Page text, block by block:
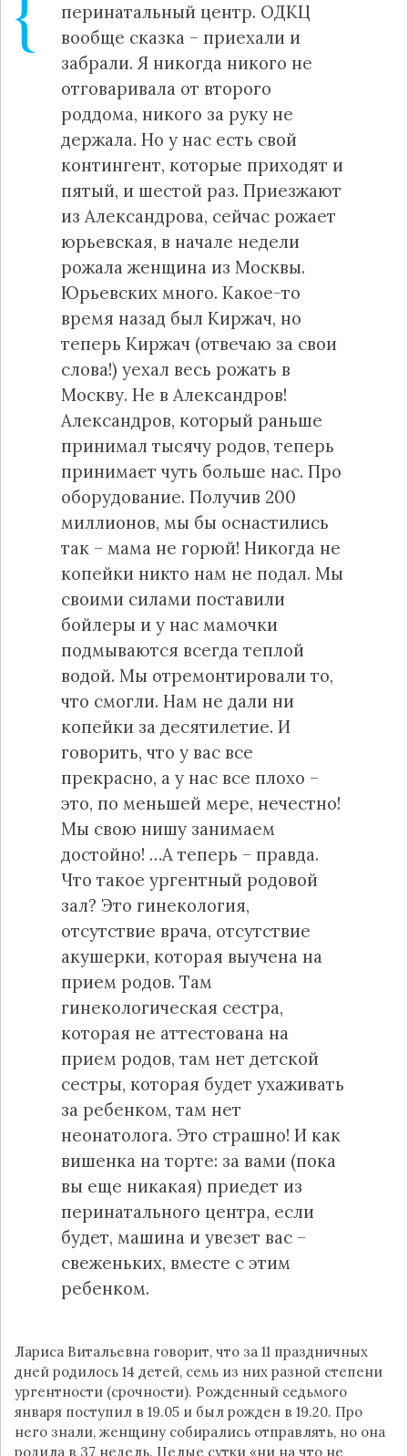
перинатальный центр. ОДКЦ
вообще сказка – приехали и
забрали. Я никогда никого не
отговаривала от второго
роддома, никого за руку не
держала. Но у нас есть свой
контингент, которые приходят и
пятый, и шестой раз. Приезжают
из Александрова, сейчас рожает
юрьевская, в начале недели
рожала женщина из Москвы.
Юрьевских много. Какое-то
время назад был Киржач, но
теперь Киржач (отвечаю за свои
слова!) уехал весь рожать в
Москву. Не в Александров!
Александров, который раньше
принимал тысячу родов, теперь
принимает чуть больше нас. Про
оборудование. Получив 200
миллионов, мы бы оснастились
так – мама не горюй! Никогда не
копейки никто нам не подал. Мы
своими силами поставили
бойлеры и у нас мамочки
подмываются всегда теплой
водой. Мы отремонтировали то,
что cмогли. Нам не дали ни
копейки за десятилетие. И
говорить, что у вас все
прекрасно, а у нас все плохо –
это, по меньшей мере, нечестно!
Мы свою нишу занимаем
достойно! …А теперь – правда.
Что такое ургентный родовой
зал? Это гинекология,
отсутствие врача, отсутствие
акушерки, которая выучена на
прием родов. Там
гинекологическая сестра,
которая не аттестована на
прием родов, там нет детской
сестры, которая будет ухаживать
за ребенком, там нет
неонатолога. Это страшно! И как
вишенка на торте: за вами (пока
вы еще никакая) приедет из
перинатального центра, если
будет, машина и увезет вас –
свеженьких, вместе с этим
ребенком.
Лариса Витальевна говорит, что за 11 праздничных
дней родилось 14 детей, семь из них разной степени
ургентности (срочности). Рожденный седьмого
января поступил в 19.05 и был рожден в 19.20. Про
него знали, женщину собирались отправлять, но она
родила в 37 недель. Целые сутки «ни на что не